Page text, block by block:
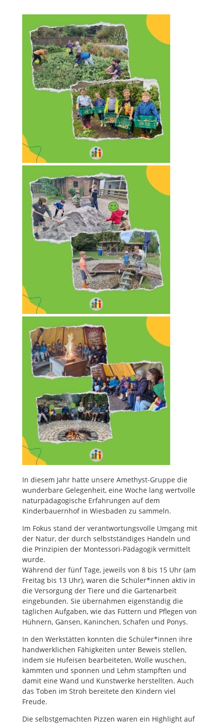
In diesem Jahr hatte unsere Amethyst-Gruppe die
wunderbare Gelegenheit, eine Woche lang wertvolle
naturpädagogische Erfahrungen auf dem
Kinderbauernhof in Wiesbaden zu sammeln.
Im Fokus stand der verantwortungsvolle Umgang mit
der Natur, der durch selbstständiges Handeln und
die Prinzipien der Montessori-Pädagogik vermittelt
wurde.
Während der fünf Tage, jeweils von 8 bis 15 Uhr (am
Freitag bis 13 Uhr), waren die Schüler*innen aktiv in
die Versorgung der Tiere und die Gartenarbeit
eingebunden. Sie übernahmen eigenständig die
täglichen Aufgaben, wie das Füttern und Pflegen von
Hühnern, Gänsen, Kaninchen, Schafen und Ponys.
In den Werkstätten konnten die Schüler*innen ihre
handwerklichen Fähigkeiten unter Beweis stellen,
indem sie Hufeisen bearbeiteten, Wolle wuschen,
kämmten und sponnen und Lehm stampften und
damit eine Wand und Kunstwerke herstellten. Auch
das Toben im Stroh bereitete den Kindern viel
Freude.
Die selbstgemachten Pizzen waren ein Highlight auf